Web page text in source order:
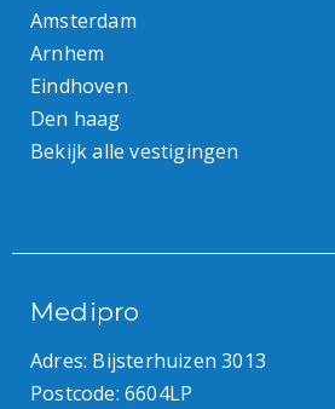
Amsterdam
Arnhem
Eindhoven
Den haag
Bekijk alle vestigingen
Medipro
Adres: Bijsterhuizen 3013
Postcode: 6604LP